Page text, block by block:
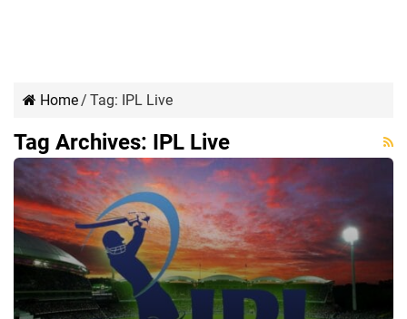
Home/ Tag: IPL Live
Tag Archives: IPL Live